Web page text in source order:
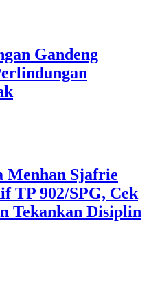
Gandeng
Menhan Sjafrie
TP 902/SPG, Cek
Tekankan Disiplin